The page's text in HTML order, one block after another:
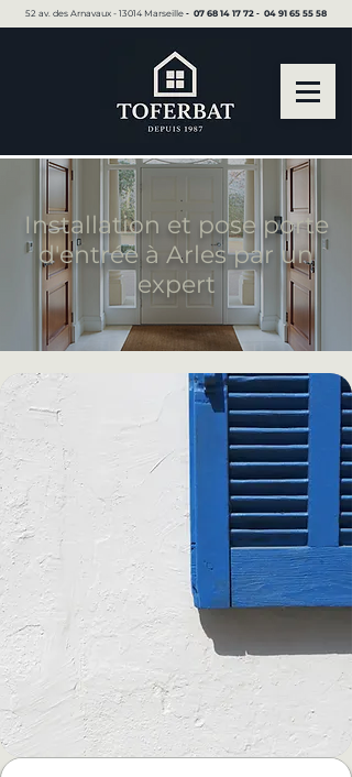
52 av. des Arnavaux - 13014 Marseille ▪︎ 07 68 14 17 72 ▪︎ 04 91 65 55 58
Installation et pose porte
d'entrée à Arles par un
expert